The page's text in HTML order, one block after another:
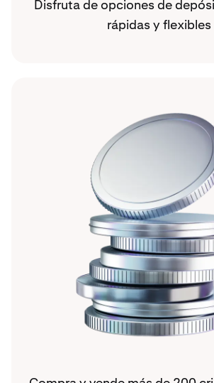
Disfruta de opciones de
rápidas y flexibles